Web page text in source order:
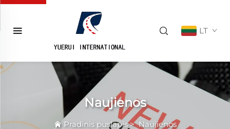
LT
Naujienos
Pradinis puslapis>Naujienos